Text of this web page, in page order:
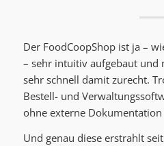
Der FoodCoopShop ist ja –
– sehr intuitiv aufgebaut und
sehr schnell damit zurecht.
Bestell- und
ohne externe Dokumentation
Und genau diese erstrahlt